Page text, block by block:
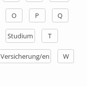
O P Q
Studium T
Versicherung/en W